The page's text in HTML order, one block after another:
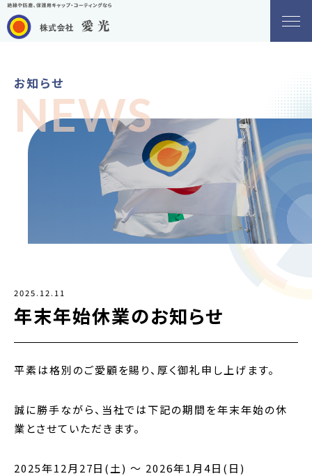
お知らせ
NEWS
2025.12.11
年末年始休業のお知らせ
平素は格別のご愛顧を賜り、厚く御礼申し上げます。
誠に勝手ながら、当社では下記の期間を年末年始の休
業とさせていただきます。
2025年12月27日(土) ～ 2026年1月4日(日)